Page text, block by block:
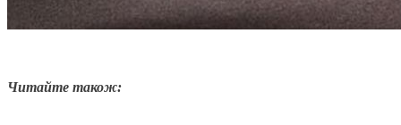
Читайте також: